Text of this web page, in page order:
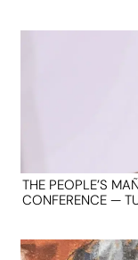
THE PEOPLE’S
CONFERENCE —